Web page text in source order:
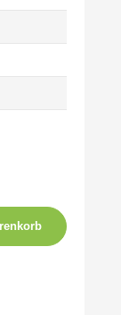
die Schaltflächen